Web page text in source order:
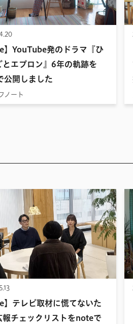
】YouTube発のドラマ『ひ
とエプロン』6年の軌跡を
公開しました
ノート
】テレビ取材に慌てないた
報チェックリストをnoteで